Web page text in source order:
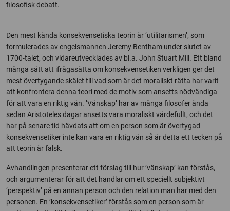
filosofisk debatt.
Den mest kända konsekvensetiska teorin är ’utilitarismen’, som
formulerades av engelsmannen Jeremy Bentham under slutet av
1700-talet, och vidareutvecklades av bl.a. John Stuart Mill. Ett bland
många sätt att ifrågasätta om konsekvensetiken verkligen ger det
mest övertygande skälet till vad som är det moraliskt rätta har varit
att konfrontera denna teori med de motiv som ansetts nödvändiga
för att vara en riktig vän. ’Vänskap’ har av många filosofer ända
sedan Aristoteles dagar ansetts vara moraliskt värdefullt, och det
har på senare tid hävdats att om en person som är övertygad
konsekvensetiker inte kan vara en riktig vän så är detta ett tecken på
att teorin är falsk.
Avhandlingen presenterar ett förslag till hur ’vänskap’ kan förstås,
och argumenterar för att det handlar om ett speciellt subjektivt
’perspektiv’ på en annan person och den relation man har med den
personen. En ’konsekvensetiker’ förstås som en person som är